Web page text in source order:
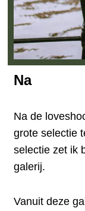
Na
Na de
grote selectie
selectie zet ik
galerij.
Vanuit deze